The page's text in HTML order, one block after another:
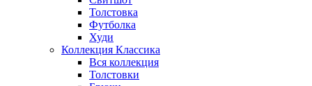
Толстовка
Футболка
Худи
Коллекция Классика
Вся коллекция
Толстовки